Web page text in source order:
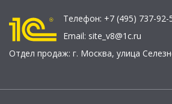
Телефон: +7 (495) 737-92-
Email: site_v8@1c.ru
Отдел продаж: г. Москва, улица